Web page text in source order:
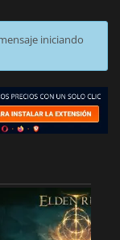
iniciando